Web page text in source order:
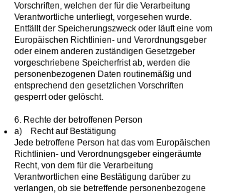
Vorschriften, welchen der für die Verarbeitung
Verantwortliche unterliegt, vorgesehen wurde.
Entfällt der Speicherungszweck oder läuft eine vom
Europäischen Richtlinien- und Verordnungsgeber
oder einem anderen zuständigen Gesetzgeber
vorgeschriebene Speicherfrist ab, werden die
personenbezogenen Daten routinemäßig und
entsprechend den gesetzlichen Vorschriften
gesperrt oder gelöscht.
6. Rechte der betroffenen Person
a) Recht auf Bestätigung
Jede betroffene Person hat das vom Europäischen
Richtlinien- und Verordnungsgeber eingeräumte
Recht, von dem für die Verarbeitung
Verantwortlichen eine Bestätigung darüber zu
verlangen, ob sie betreffende personenbezogene